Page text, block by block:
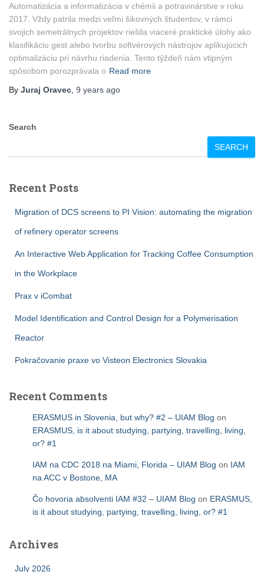
Automatizácia a informatizácia v chémii a potravinárstve v roku
2017. Vždy patrila medzi veľmi šikovných študentov, v rámci
svojich semetrálnych projektov riešila viaceré praktické úlohy ako
klasifikáciu gest alebo tvorbu softvérových nástrojov aplikujúcich
optimalizáciu pri návrhu riadenia. Tento týždeň nám vtipným
spôsobom porozprávala o Read more
By Juraj Oravec 9 years ago
Search
SEARCH
Recent Posts
Migration of DCS screens to PI Vision: automating the migration
of refinery operator screens
An Interactive Web Application for Tracking Coffee Consumption
in the Workplace
Prax v iCombat
Model Identification and Control Design for a Polymerisation
Reactor
Pokračovanie praxe vo Visteon Electronics Slovakia
Recent Comments
ERASMUS in Slovenia, but why? #2 – UIAM Blog on
ERASMUS, is it about studying, partying, travelling, living,
or? #1
IAM na CDC 2018 na Miami, Florida – UIAM Blog on IAM
na ACC v Bostone, MA
Čo hovoria absolventi IAM #32 – UIAM Blog on ERASMUS,
is it about studying, partying, travelling, living, or? #1
Archives
July 2026